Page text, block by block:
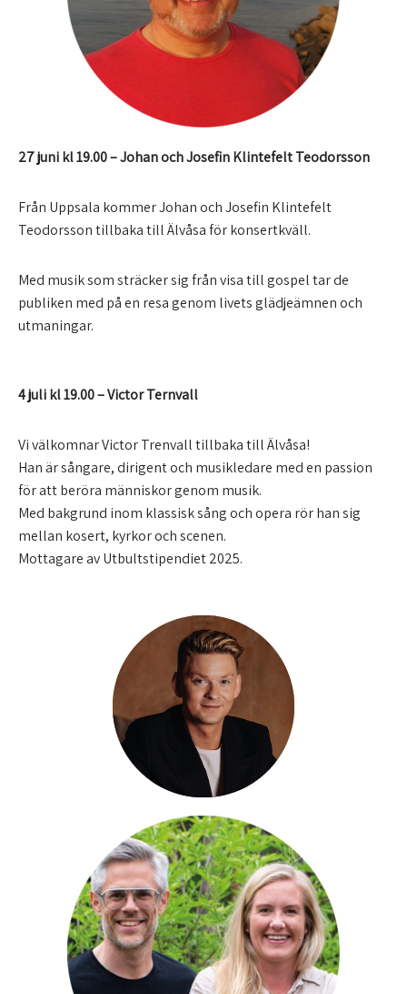
27 juni kl 19.00 – Johan och Josefin Klintefelt Teodorsson
Från Uppsala kommer Johan och Josefin Klintefelt
Teodorsson tillbaka till Älvåsa för konsertkväll.
Med musik som sträcker sig från visa till gospel tar de
publiken med på en resa genom livets glädjeämnen och
utmaningar.
4 juli kl 19.00 – Victor Ternvall
Vi välkomnar Victor Trenvall tillbaka till Älvåsa!
Han är sångare, dirigent och musikledare med en passion
för att beröra människor genom musik.
Med bakgrund inom klassisk sång och opera rör han sig
mellan kosert, kyrkor och scenen.
Mottagare av Utbultstipendiet 2025.